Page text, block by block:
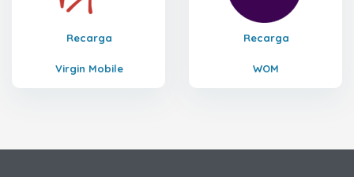
Recarga
Virgin Mobile
Recarga
WOM